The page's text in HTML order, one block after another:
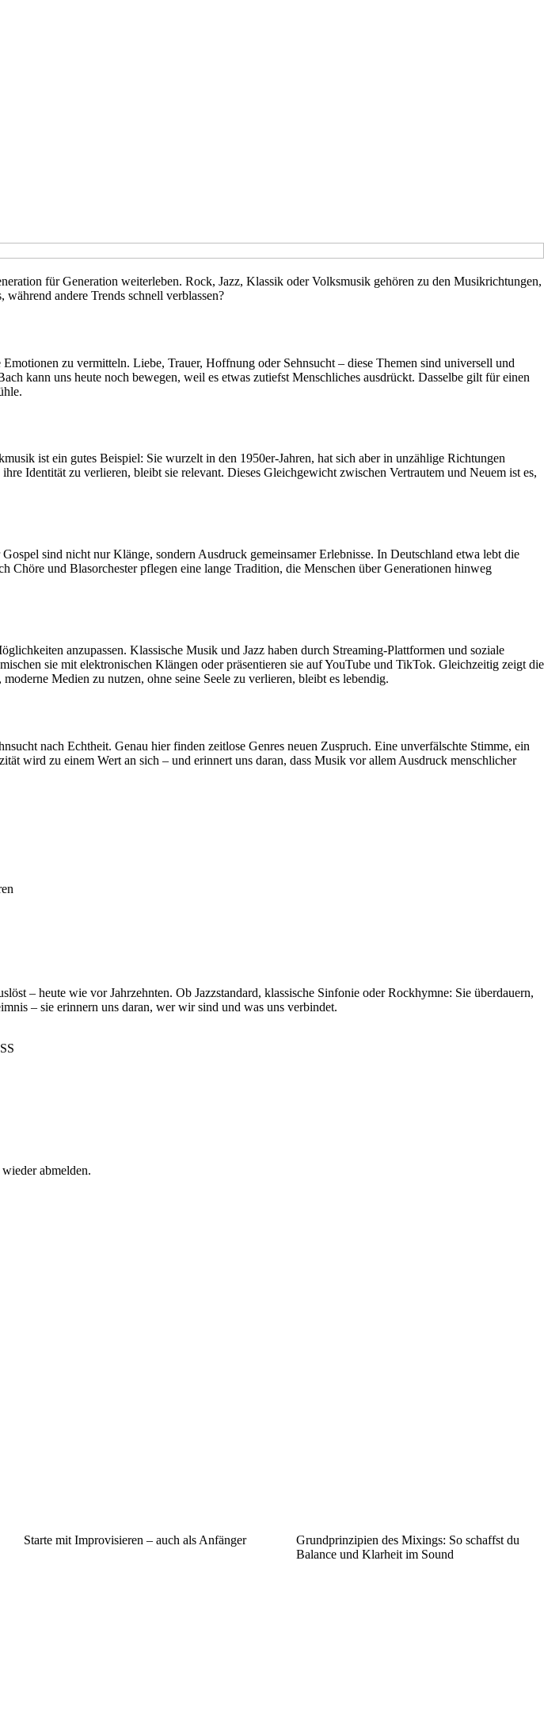
für Generation weiterleben. Rock, Jazz, Klassik oder Volksmusik gehören zu den Musikrichtungen,
andere Trends schnell verblassen?
zu vermitteln. Liebe, Trauer, Hoffnung oder Sehnsucht – diese Themen sind universell und
kann uns heute noch bewegen, weil es etwas zutiefst Menschliches ausdrückt. Dasselbe gilt für einen
ist ein gutes Beispiel: Sie wurzelt in den 1950er-Jahren, hat sich aber in unzählige Richtungen
Identität zu verlieren, bleibt sie relevant. Dieses Gleichgewicht zwischen Vertrautem und Neuem ist es,
sind nicht nur Klänge, sondern Ausdruck gemeinsamer Erlebnisse. In Deutschland etwa lebt die
und Blasorchester pflegen eine lange Tradition, die Menschen über Generationen hinweg
anzupassen. Klassische Musik und Jazz haben durch Streaming-Plattformen und soziale
sie mit elektronischen Klängen oder präsentieren sie auf YouTube und TikTok. Gleichzeitig zeigt die
Medien zu nutzen, ohne seine Seele zu verlieren, bleibt es lebendig.
nach Echtheit. Genau hier finden zeitlose Genres neuen Zuspruch. Eine unverfälschte Stimme, ein
wird zu einem Wert an sich – und erinnert uns daran, dass Musik vor allem Ausdruck menschlicher
– heute wie vor Jahrzehnten. Ob Jazzstandard, klassische Sinfonie oder Rockhymne: Sie überdauern,
– sie erinnern uns daran, wer wir sind und was uns verbindet.
abmelden.
Starte mit Improvisieren – auch als Anfänger
Grundprinzipien des Mixings: So schaffst du
Balance und Klarheit im Sound